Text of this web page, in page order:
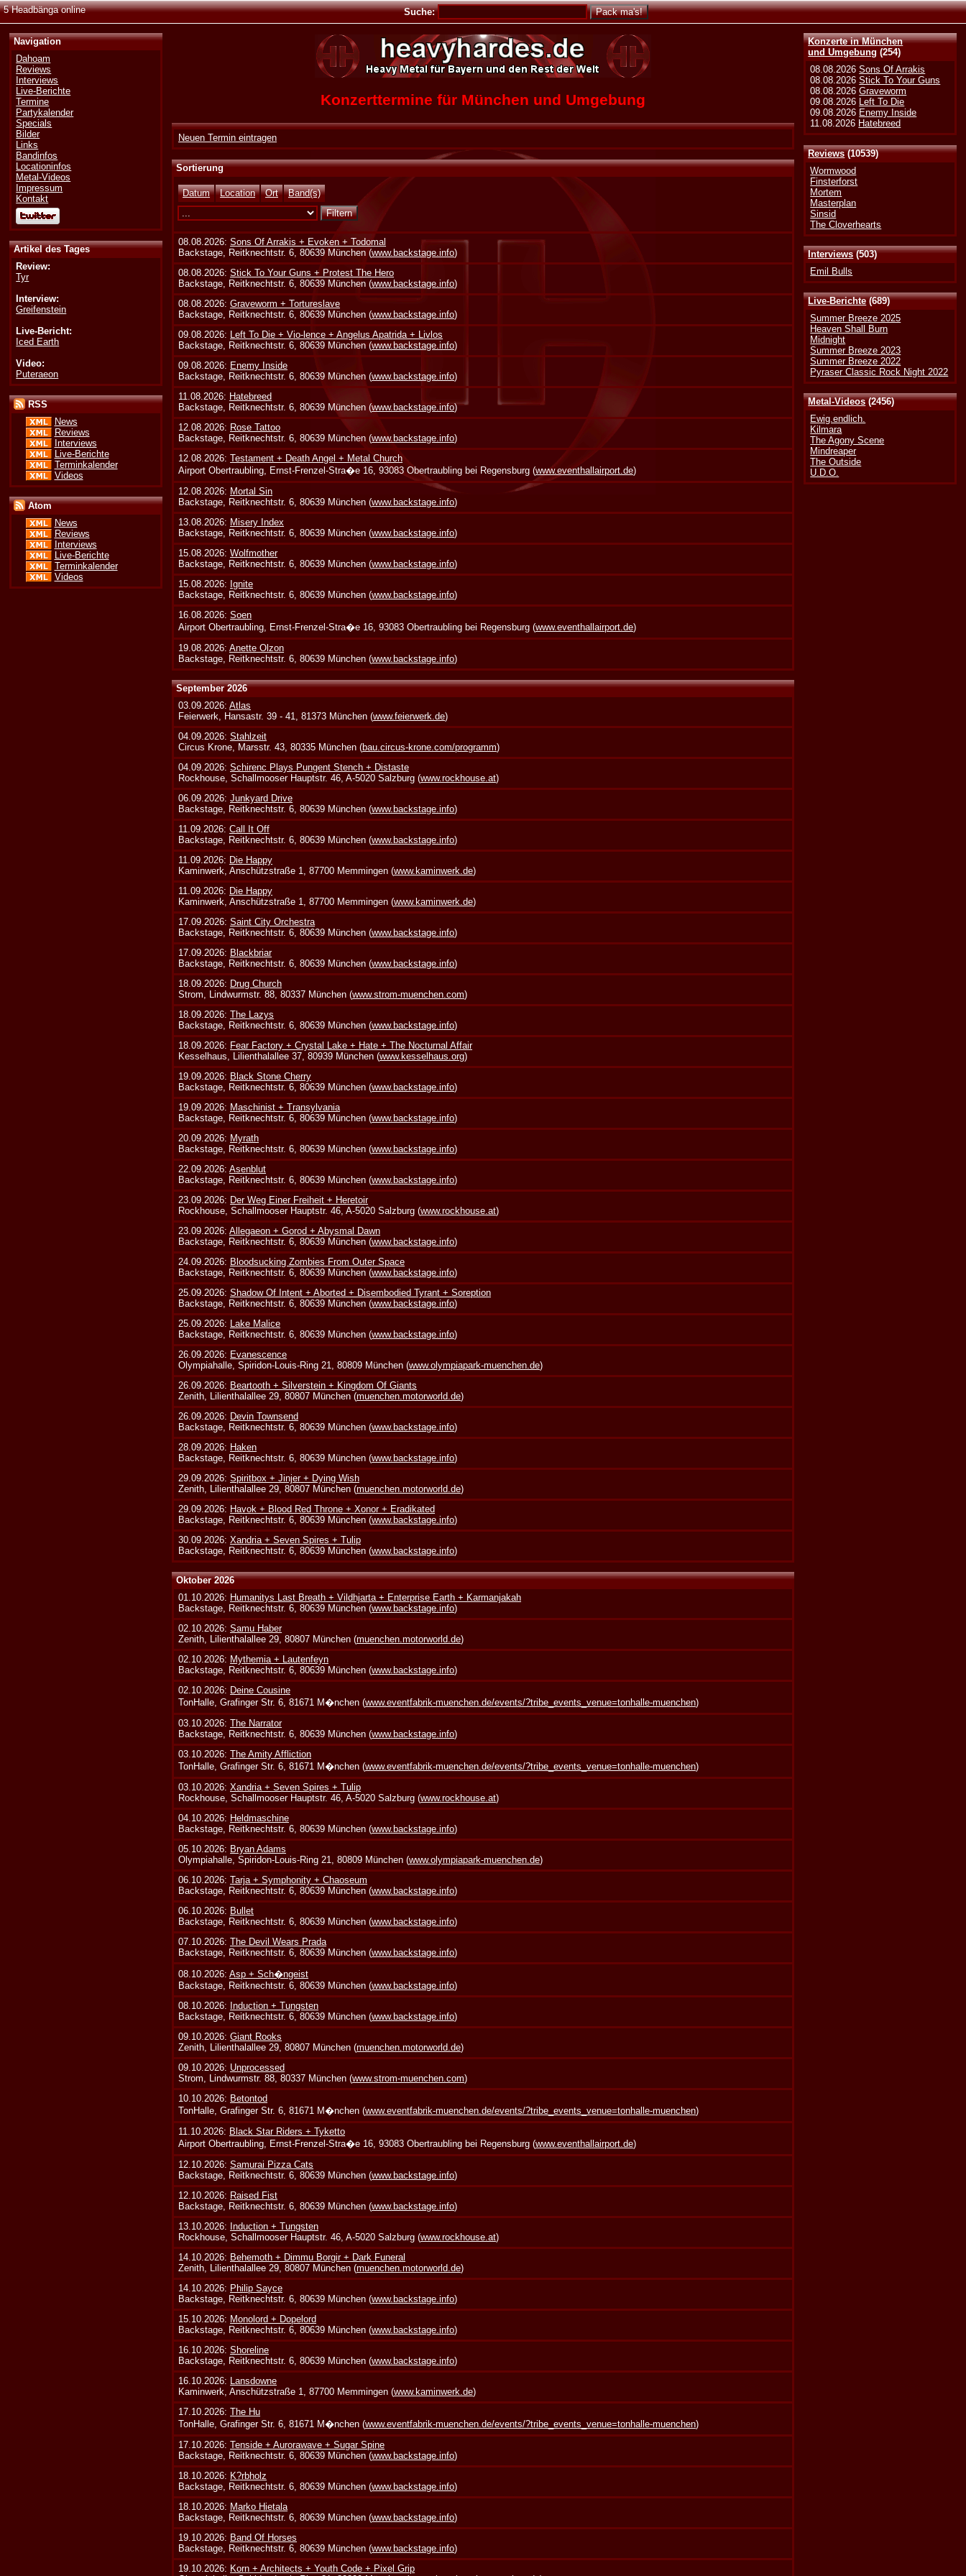
5 Headbänga online Suche:
Konzerte in München
und Umgebung (254)
08.08.2026Sons Of Arrakis
08.08.2026Stick To Your Guns
08.08.2026Graveworm
09.08.2026 Left To Die
09.08.2026 Enemy Inside
11.08.2026 Hatebreed
Reviews(10539)
Wormwood
Finsterforst
Mortem
Masterplan
Sinsid
The Cloverhearts
Interviews(503)
Emil Bulls
Live-Berichte(689)
Summer Breeze 2025
Heaven Shall Burn
Midnight
Summer Breeze 2023
Summer Breeze 2022
Pyraser Classic Rock Night 2022
Metal-Videos(2456)
Ewig.endlich.
Kilmara
The Agony Scene
Mindreaper
The Outside
U.D.O.
Navigation
Dahoam
Reviews
Interviews
Live-Berichte
Termine
Partykalender
Specials
Bilder
Links
Bandinfos
Locationinfos
Metal-Videos
Impressum
Kontakt
Artikel des Tages
Review:
Tyr
Interview:
Greifenstein
Live-Bericht:
Iced Earth
Video:
Puteraeon
RSS
News
Reviews
Interviews
Live-Berichte
Terminkalender
Videos
Atom
News
Reviews
Interviews
Live-Berichte
Terminkalender
Videos
Konzerttermine für München und Umgebung
Neuen Termin eintragen
Sortierung
Datum Location Ort Band(s)
08.08.2026:Sons Of Arrakis + Evoken + Todomal
Backstage, Reitknechtstr. 6, 80639 München (www.backstage.info)
08.08.2026:Stick To Your Guns + Protest The Hero
Backstage, Reitknechtstr. 6, 80639 München (www.backstage.info)
08.08.2026:Graveworm + Tortureslave
Backstage, Reitknechtstr. 6, 80639 München (www.backstage.info)
09.08.2026: Left To Die + Vio-lence + Angelus Apatrida + Livlos
Backstage, Reitknechtstr. 6, 80639 München (www.backstage.info)
09.08.2026: Enemy Inside
Backstage, Reitknechtstr. 6, 80639 München (www.backstage.info)
11.08.2026: Hatebreed
Backstage, Reitknechtstr. 6, 80639 München (www.backstage.info)
12.08.2026: Rose Tattoo
Backstage, Reitknechtstr. 6, 80639 München (www.backstage.info)
12.08.2026:Testament + Death Angel + Metal Church
Airport Obertraubling, Ernst-Frenzel-Stra�e 16, 93083 Obertraubling bei Regensburg (www.eventhallairport.de)
12.08.2026: Mortal Sin
Backstage, Reitknechtstr. 6, 80639 München (www.backstage.info)
13.08.2026: Misery Index
Backstage, Reitknechtstr. 6, 80639 München (www.backstage.info)
15.08.2026:Wolfmother
Backstage, Reitknechtstr. 6, 80639 München (www.backstage.info)
15.08.2026: Ignite
Backstage, Reitknechtstr. 6, 80639 München (www.backstage.info)
16.08.2026:Soen
Airport Obertraubling, Ernst-Frenzel-Stra�e 16, 93083 Obertraubling bei Regensburg (www.eventhallairport.de)
19.08.2026:Anette Olzon
Backstage, Reitknechtstr. 6, 80639 München (www.backstage.info)
September 2026
03.09.2026:Atlas
Feierwerk, Hansastr. 39 - 41, 81373 München (www.feierwerk.de)
04.09.2026:Stahlzeit
Circus Krone, Marsstr. 43, 80335 München (bau.circus-krone.com/programm)
04.09.2026:Schirenc Plays Pungent Stench + Distaste
Rockhouse, Schallmooser Hauptstr. 46, A-5020 Salzburg (www.rockhouse.at)
06.09.2026:Junkyard Drive
Backstage, Reitknechtstr. 6, 80639 München (www.backstage.info)
11.09.2026:Call It Off
Backstage, Reitknechtstr. 6, 80639 München (www.backstage.info)
11.09.2026: Die Happy
Kaminwerk, Anschützstraße 1, 87700 Memmingen (www.kaminwerk.de)
11.09.2026: Die Happy
Kaminwerk, Anschützstraße 1, 87700 Memmingen (www.kaminwerk.de)
17.09.2026:Saint City Orchestra
Backstage, Reitknechtstr. 6, 80639 München (www.backstage.info)
17.09.2026: Blackbriar
Backstage, Reitknechtstr. 6, 80639 München (www.backstage.info)
18.09.2026: Drug Church
Strom, Lindwurmstr. 88, 80337 München (www.strom-muenchen.com)
18.09.2026:The Lazys
Backstage, Reitknechtstr. 6, 80639 München (www.backstage.info)
18.09.2026: Fear Factory + Crystal Lake + Hate + The Nocturnal Affair
Kesselhaus, Lilienthalallee 37, 80939 München (www.kesselhaus.org)
19.09.2026: Black Stone Cherry
Backstage, Reitknechtstr. 6, 80639 München (www.backstage.info)
19.09.2026: Maschinist + Transylvania
Backstage, Reitknechtstr. 6, 80639 München (www.backstage.info)
20.09.2026: Myrath
Backstage, Reitknechtstr. 6, 80639 München (www.backstage.info)
22.09.2026:Asenblut
Backstage, Reitknechtstr. 6, 80639 München (www.backstage.info)
23.09.2026: Der Weg Einer Freiheit + Heretoir
Rockhouse, Schallmooser Hauptstr. 46, A-5020 Salzburg (www.rockhouse.at)
23.09.2026:Allegaeon + Gorod + Abysmal Dawn
Backstage, Reitknechtstr. 6, 80639 München (www.backstage.info)
24.09.2026: Bloodsucking Zombies From Outer Space
Backstage, Reitknechtstr. 6, 80639 München (www.backstage.info)
25.09.2026:Shadow Of Intent + Aborted + Disembodied Tyrant + Soreption
Backstage, Reitknechtstr. 6, 80639 München (www.backstage.info)
25.09.2026: Lake Malice
Backstage, Reitknechtstr. 6, 80639 München (www.backstage.info)
26.09.2026: Evanescence
Olympiahalle, Spiridon-Louis-Ring 21, 80809 München (www.olympiapark-muenchen.de)
26.09.2026: Beartooth + Silverstein + Kingdom Of Giants
Zenith, Lilienthalallee 29, 80807 München (muenchen.motorworld.de)
26.09.2026: Devin Townsend
Backstage, Reitknechtstr. 6, 80639 München (www.backstage.info)
28.09.2026: Haken
Backstage, Reitknechtstr. 6, 80639 München (www.backstage.info)
29.09.2026:Spiritbox + Jinjer + Dying Wish
Zenith, Lilienthalallee 29, 80807 München (muenchen.motorworld.de)
29.09.2026: Havok + Blood Red Throne + Xonor + Eradikated
Backstage, Reitknechtstr. 6, 80639 München (www.backstage.info)
30.09.2026:Xandria + Seven Spires + Tulip
Backstage, Reitknechtstr. 6, 80639 München (www.backstage.info)
Oktober 2026
01.10.2026: Humanitys Last Breath + Vildhjarta + Enterprise Earth + Karmanjakah
Backstage, Reitknechtstr. 6, 80639 München (www.backstage.info)
02.10.2026:Samu Haber
Zenith, Lilienthalallee 29, 80807 München (muenchen.motorworld.de)
02.10.2026: Mythemia + Lautenfeyn
Backstage, Reitknechtstr. 6, 80639 München (www.backstage.info)
02.10.2026: Deine Cousine
TonHalle, Grafinger Str. 6, 81671 M�nchen (www.eventfabrik-muenchen.de/events/?tribe_events_venue=tonhalle-muenchen)
03.10.2026:The Narrator
Backstage, Reitknechtstr. 6, 80639 München (www.backstage.info)
03.10.2026:The Amity Affliction
TonHalle, Grafinger Str. 6, 81671 M�nchen (www.eventfabrik-muenchen.de/events/?tribe_events_venue=tonhalle-muenchen)
03.10.2026:Xandria + Seven Spires + Tulip
Rockhouse, Schallmooser Hauptstr. 46, A-5020 Salzburg (www.rockhouse.at)
04.10.2026: Heldmaschine
Backstage, Reitknechtstr. 6, 80639 München (www.backstage.info)
05.10.2026: Bryan Adams
Olympiahalle, Spiridon-Louis-Ring 21, 80809 München (www.olympiapark-muenchen.de)
06.10.2026:Tarja + Symphonity + Chaoseum
Backstage, Reitknechtstr. 6, 80639 München (www.backstage.info)
06.10.2026: Bullet
Backstage, Reitknechtstr. 6, 80639 München (www.backstage.info)
07.10.2026:The Devil Wears Prada
Backstage, Reitknechtstr. 6, 80639 München (www.backstage.info)
08.10.2026:Asp + Sch�ngeist
Backstage, Reitknechtstr. 6, 80639 München (www.backstage.info)
08.10.2026: Induction + Tungsten
Backstage, Reitknechtstr. 6, 80639 München (www.backstage.info)
09.10.2026:Giant Rooks
Zenith, Lilienthalallee 29, 80807 München (muenchen.motorworld.de)
09.10.2026: Unprocessed
Strom, Lindwurmstr. 88, 80337 München (www.strom-muenchen.com)
10.10.2026: Betontod
TonHalle, Grafinger Str. 6, 81671 M�nchen (www.eventfabrik-muenchen.de/events/?tribe_events_venue=tonhalle-muenchen)
11.10.2026: Black Star Riders + Tyketto
Airport Obertraubling, Ernst-Frenzel-Stra�e 16, 93083 Obertraubling bei Regensburg (www.eventhallairport.de)
12.10.2026:Samurai Pizza Cats
Backstage, Reitknechtstr. 6, 80639 München (www.backstage.info)
12.10.2026: Raised Fist
Backstage, Reitknechtstr. 6, 80639 München (www.backstage.info)
13.10.2026: Induction + Tungsten
Rockhouse, Schallmooser Hauptstr. 46, A-5020 Salzburg (www.rockhouse.at)
14.10.2026: Behemoth + Dimmu Borgir + Dark Funeral
Zenith, Lilienthalallee 29, 80807 München (muenchen.motorworld.de)
14.10.2026: Philip Sayce
Backstage, Reitknechtstr. 6, 80639 München (www.backstage.info)
15.10.2026: Monolord + Dopelord
Backstage, Reitknechtstr. 6, 80639 München (www.backstage.info)
16.10.2026:Shoreline
Backstage, Reitknechtstr. 6, 80639 München (www.backstage.info)
16.10.2026: Lansdowne
Kaminwerk, Anschützstraße 1, 87700 Memmingen (www.kaminwerk.de)
17.10.2026:The Hu
TonHalle, Grafinger Str. 6, 81671 M�nchen (www.eventfabrik-muenchen.de/events/?tribe_events_venue=tonhalle-muenchen)
17.10.2026:Tenside + Aurorawave + Sugar Spine
Backstage, Reitknechtstr. 6, 80639 München (www.backstage.info)
18.10.2026: K?rbholz
Backstage, Reitknechtstr. 6, 80639 München (www.backstage.info)
18.10.2026: Marko Hietala
Backstage, Reitknechtstr. 6, 80639 München (www.backstage.info)
19.10.2026: Band Of Horses
Backstage, Reitknechtstr. 6, 80639 München (www.backstage.info)
19.10.2026: Korn + Architects + Youth Code + Pixel Grip